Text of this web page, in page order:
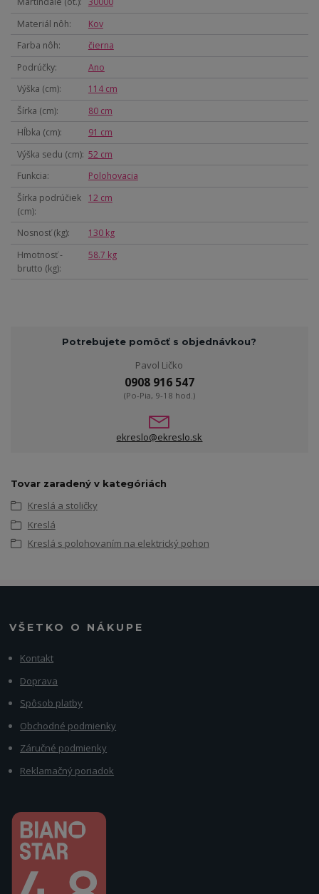
Materiál nôh
Kov
Farba nôh
čierna
Podrúčky
Ano
Výška (cm)
114 cm
Šírka (cm)
80 cm
Hĺbka (cm)
91 cm
Výška sedu (cm) 52 cm
Funkcia
Polohovacia
Šírka podrúčiek
(cm)
12 cm
Nosnosť (kg)
130 kg
Hmotnosť -
brutto (kg)
58.7 kg
Potrebujete pomôcť s objednávkou?
Pavol Ličko
0908 916 547
(Po-Pia, 9-18 hod.)
ekreslo@ekreslo.sk
Tovar zaradený v kategóriách
Kreslá a stoličky
Kreslá
Kreslá s polohovaním na elektrický pohon
VŠETKO O NÁKUPE
Kontakt
Doprava
Spôsob platby
Obchodné podmienky
Záručné podmienky
Reklamačný poriadok